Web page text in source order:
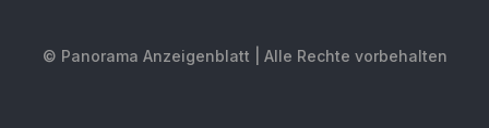
© Panorama Anzeigenblatt | Alle Rechte vorbehalten